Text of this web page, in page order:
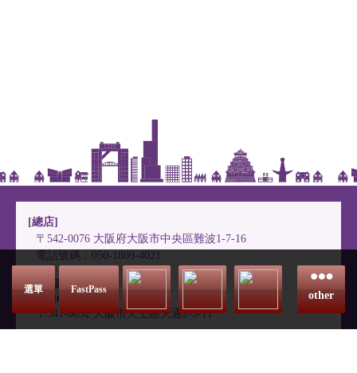
[總店]
〒542-0076 大阪府大阪市中央區難波1-7-16
電話號碼：050-1809-4021
[味乃家Hanare]
舊 寺田町中央廚房店
〒541-0052 大阪市天王區大通2-5-11
選單 FastPass other